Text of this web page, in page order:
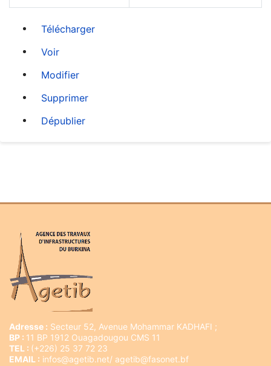
Télécharger
Voir
Modifier
Supprimer
Dépublier
Adresse : Secteur 52, Avenue Mohammar KADHAFI ;
BP : 11 BP 1912 Ouagadougou CMS 11
TEL : (+226) 25 37 72 23
EMAIL : infos@agetib.net/ agetib@fasonet.bf